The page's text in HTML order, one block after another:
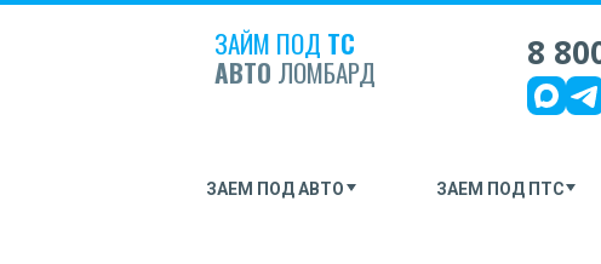
ЗАЙМ ПОД ТС
АВТО ЛОМБАРД 8
ЗАЕМ ПОД АВТО ЗАЕМ ПОД ПТС